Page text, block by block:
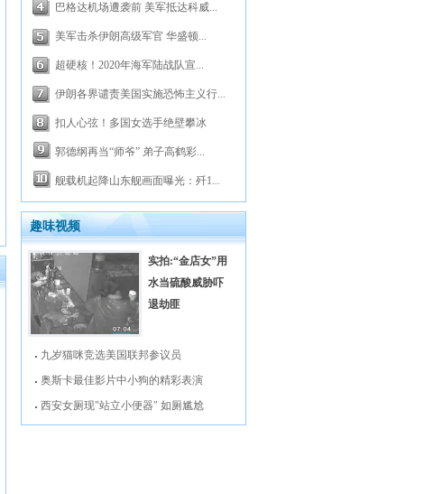
巴格达机场遭袭前 美军抵达科威...
美军击杀伊朗高级军官 华盛顿...
超硬核！2020年海军陆战队宣...
伊朗各界谴责美国实施恐怖主义行...
扣人心弦！多国女选手绝壁攀冰
郭德纲再当“师爷” 弟子高鹤彩...
舰载机起降山东舰画面曝光：歼1...
趣味视频
实拍:“金店女”用
水当硫酸威胁吓
退劫匪
九岁猫咪竞选美国联邦参议员
奥斯卡最佳影片中小狗的精彩表演
西安女厕现"站立小便器" 如厕尴尬